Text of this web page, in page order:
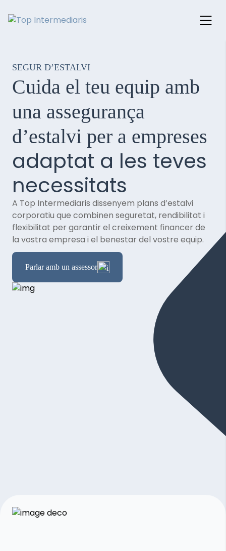
content
SEGUR D’ESTALVI
Cuida el teu equip amb
una assegurança
d’estalvi per a empreses
adaptat a les teves
necessitats
A Top Intermediaris dissenyem plans d’estalvi
corporatiu que combinen seguretat, rendibilitat i
flexibilitat per garantir el creixement financer de
la vostra empresa i el benestar del vostre equip.
Parlar amb un assessor